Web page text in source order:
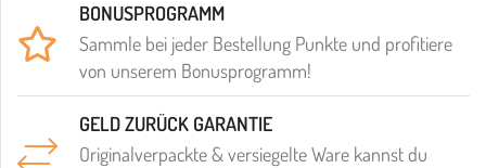
BONUSPROGRAMM
Sammle bei jeder Bestellung Punkte und profitiere
von unserem Bonusprogramm!
GELD ZURÜCK GARANTIE
Originalverpackte & versiegelte Ware kannst du